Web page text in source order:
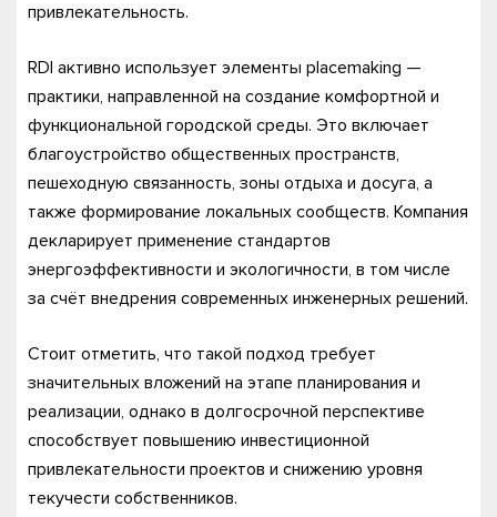
привлекательность.
RDI активно использует элементы placemaking —
практики, направленной на создание комфортной и
функциональной городской среды. Это включает
благоустройство общественных пространств,
пешеходную связанность, зоны отдыха и досуга, а
также формирование локальных сообществ. Компания
декларирует применение стандартов
энергоэффективности и экологичности, в том числе
за счёт внедрения современных инженерных решений.
Стоит отметить, что такой подход требует
значительных вложений на этапе планирования и
реализации, однако в долгосрочной перспективе
способствует повышению инвестиционной
привлекательности проектов и снижению уровня
текучести собственников.